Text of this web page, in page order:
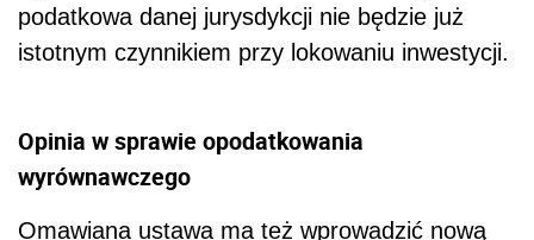
podatkowa danej jurysdykcji nie będzie już
istotnym czynnikiem przy lokowaniu inwestycji.
Opinia w sprawie opodatkowania
wyrównawczego
Omawiana ustawa ma też wprowadzić nową